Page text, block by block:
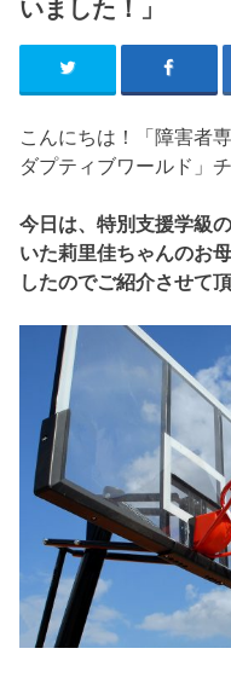
いました！」
こんにちは！「障害者
ダプティブワールド」
今日は、特別支援学級
いた莉里佳ちゃんのお
したのでご紹介させて頂